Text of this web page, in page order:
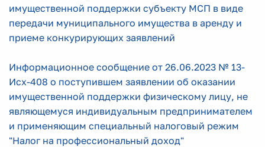
имущественной поддержки субъекту МСП в виде
передачи муниципального имущества в аренду и
приеме конкурирующих заявлений
Информационное сообщение от 26.06.2023 № 13-
Исх-408 о поступившем заявлении об оказании
имущественной поддержки физическому лицу, не
являющемуся индивидуальным предпринимателем
и применяющим специальный налоговый режим
"Налог на профессиональный доход"